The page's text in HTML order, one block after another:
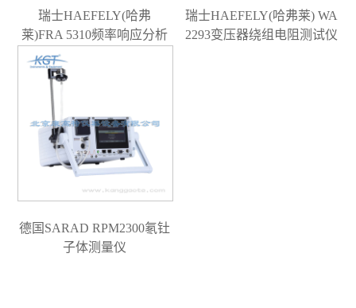
瑞士HAEFELY(哈弗
莱)FRA 5310频率响应分析
瑞士HAEFELY(哈弗莱) WA
2293变压器绕组电阻测试仪
德国SARAD RPM2300氡钍
子体测量仪